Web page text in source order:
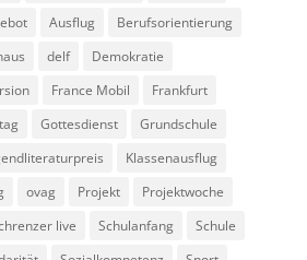
Ausflug
Berufsorientierung
delf
Demokratie
France Mobil
Frankfurt
Gottesdienst
Grundschule
Klassenausflug
ovag Projekt
Projektwoche
live Schulanfang
Schule